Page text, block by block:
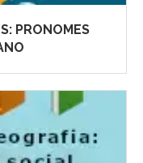
PRONOMES